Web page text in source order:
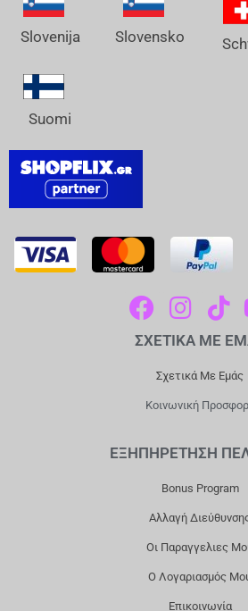
Slovenija Slovensko
Suomi
F
A
C
B
O
I
N
S
T
A
R
M
T
I
K
T
O
ΣΧΕΤΙΚΑ ΜΕ
Σχετικά Με Εμάς
Κοινωνική
ΕΞΗΠΗΡΕΤΗΣΗ
Bonus Program
Αλλαγή
Οι Παραγγελιες
Ο Λογαριασμός
Επικοινωνία